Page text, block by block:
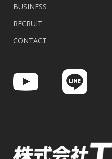
BUSINESS
RECRUIT
CONTACT